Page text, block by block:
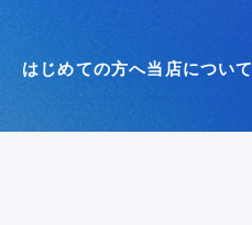
はじめての方へ当店について